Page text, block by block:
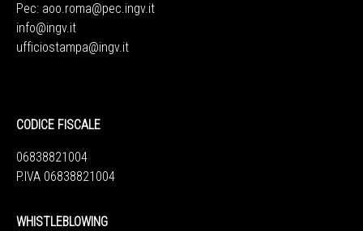
Pec: aoo.roma@pec.ingv.it
info@ingv.it
ufficiostampa@ingv.it
CODICE FISCALE
06838821004
P.IVA 06838821004
WHISTLEBLOWING